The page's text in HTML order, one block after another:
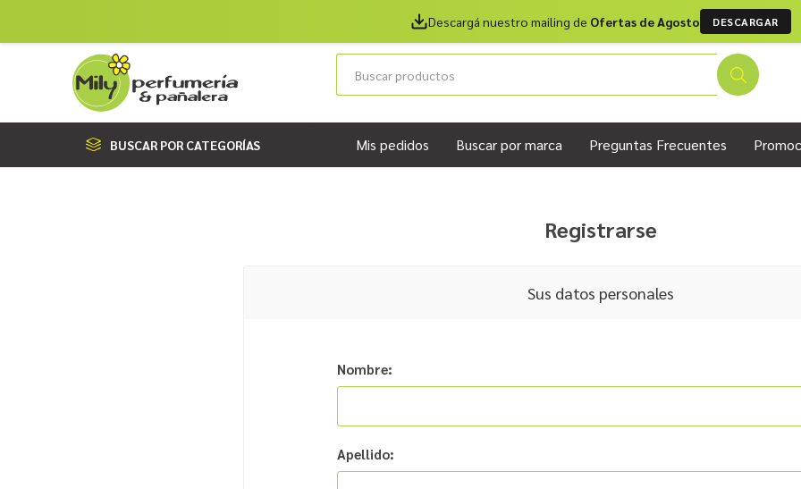
Descargá nuestro mailing de Ofertas de Agosto DESCARGAR
BUSCAR POR CATEGORÍAS Mis pedidos Buscar por marca Preguntas Frecuentes
Registrarse
Sus datos personales
Nombre:
Apellido: